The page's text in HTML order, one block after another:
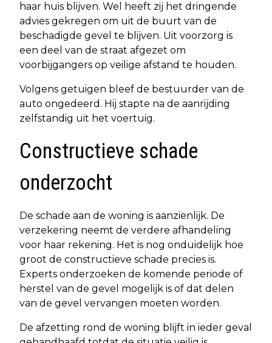
haar huis blijven. Wel heeft zij het dringende
advies gekregen om uit de buurt van de
beschadigde gevel te blijven. Uit voorzorg is
een deel van de straat afgezet om
voorbijgangers op veilige afstand te houden.
Volgens getuigen bleef de bestuurder van de
auto ongedeerd. Hij stapte na de aanrijding
zelfstandig uit het voertuig.
Constructieve schade
onderzocht
De schade aan de woning is aanzienlijk. De
verzekering neemt de verdere afhandeling
voor haar rekening. Het is nog onduidelijk hoe
groot de constructieve schade precies is.
Experts onderzoeken de komende periode of
herstel van de gevel mogelijk is of dat delen
van de gevel vervangen moeten worden.
De afzetting rond de woning blijft in ieder geval